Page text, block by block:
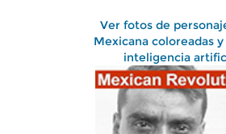
Ver fotos de
Mexicana coloreadas
inteligencia